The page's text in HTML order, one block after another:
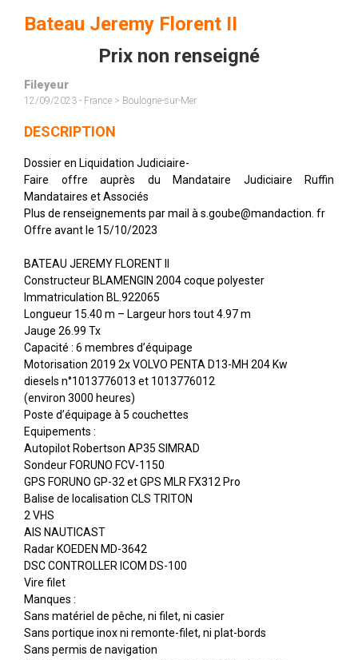
Bateau Jeremy Florent II
Prix non renseigné
Fileyeur
12/09/2023 - France > Boulogne-sur-Mer
DESCRIPTION
Dossier en Liquidation Judiciaire-
Faire offre auprès du Mandataire Judiciaire Ruffin
Mandataires et Associés
Plus de renseignements par mail à s.goube@mandaction. fr
Offre avant le 15/10/2023
BATEAU JEREMY FLORENT II
Constructeur BLAMENGIN 2004 coque polyester
Immatriculation BL.922065
Longueur 15.40 m – Largeur hors tout 4.97 m
Jauge 26.99 Tx
Capacité : 6 membres d’équipage
Motorisation 2019 2x VOLVO PENTA D13-MH 204 Kw
diesels n°1013776013 et 1013776012
(environ 3000 heures)
Poste d’équipage à 5 couchettes
Equipements :
Autopilot Robertson AP35 SIMRAD
Sondeur FORUNO FCV-1150
GPS FORUNO GP-32 et GPS MLR FX312 Pro
Balise de localisation CLS TRITON
2 VHS
AIS NAUTICAST
Radar KOEDEN MD-3642
DSC CONTROLLER ICOM DS-100
Vire filet
Manques :
Sans matériel de pêche, ni filet, ni casier
Sans portique inox ni remonte-filet, ni plat-bords
Sans permis de navigation